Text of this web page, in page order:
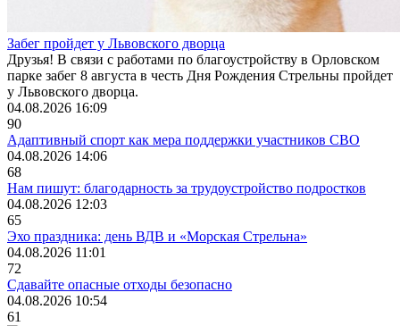
Забег пройдет у Львовского дворца
Друзья! В связи с работами по благоустройству в Орловском
парке забег 8 августа в честь Дня Рождения Стрельны пройдет
у Львовского дворца.
04.08.2026 16:09
90
Адаптивный спорт как мера поддержки участников СВО
04.08.2026 14:06
68
Нам пишут: благодарность за трудоустройство подростков
04.08.2026 12:03
65
Эхо праздника: день ВДВ и «Морская Стрельна»
04.08.2026 11:01
72
Сдавайте опасные отходы безопасно
04.08.2026 10:54
61